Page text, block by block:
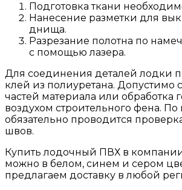
Подготовка ткани
Нанесение разметки для
днища.
Разрезание полотна по
с помощью лазера.
Для соединения деталей лодки
клей из полиуретана. Допустимо
частей материала или обработка
воздухом строительного фена. По
обязательно проводится
швов.
Купить лодочный ПВХ в
можно в белом, синем и сером
предлагаем доставку в любой